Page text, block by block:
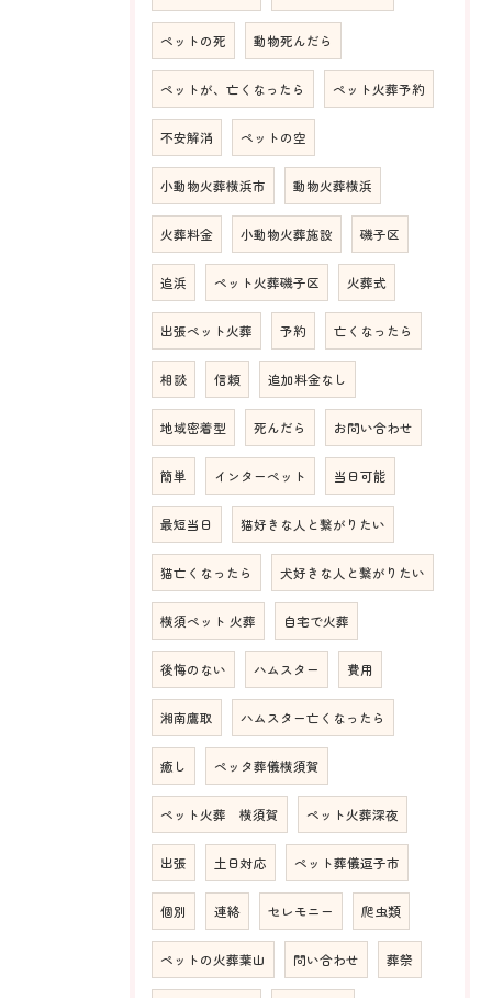
ペットの死 動物死んだら
ペットが、亡くなったら ペット火葬予約
不安解消 ペットの空
小動物火葬横浜市 動物火葬横浜
火葬料金 小動物火葬施設 磯子区
追浜 ペット火葬磯子区 火葬式
出張ペット火葬 予約 亡くなったら
相談 信頼 追加料金なし
地域密着型 死んだら お問い合わせ
簡単 インターペット 当日可能
最短当日 猫好きな人と繋がりたい
猫亡くなったら 犬好きな人と繋がりたい
横須ペット 火葬 自宅で火葬
後悔のない ハムスター 費用
湘南鷹取 ハムスター亡くなったら
癒し ペッタ葬儀横須賀
ペット火葬 横須賀 ペット火葬深夜
出張 土日対応 ペット葬儀逗子市
個別 連絡 セレモニー 爬虫類
ペットの火葬葉山 問い合わせ 葬祭